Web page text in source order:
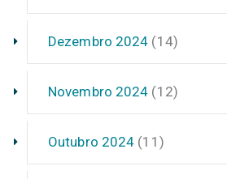
Dezembro 2024 (14)
Novembro 2024 (12)
Outubro 2024 (11)